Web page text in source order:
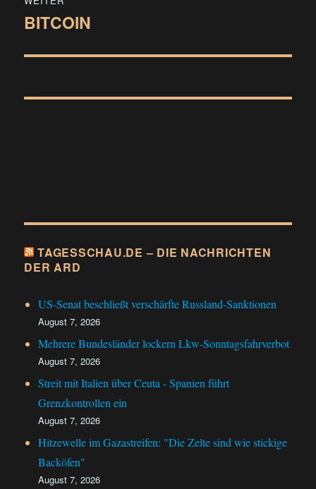
Nächster
BITCOIN
TAGESSCHAU.DE – DIE NACHRICHTEN
DER ARD
US-Senat beschließt verschärfte Russland-Sanktionen
August 7, 2026
Mehrere Bundesländer lockern Lkw-Sonntagsfahrverbot
August 7, 2026
Streit mit Italien über Ceuta - Spanien führt
Grenzkontrollen ein
August 7, 2026
Hitzewelle im Gazastreifen: "Die Zelte sind wie stickige
Backöfen"
August 7, 2026